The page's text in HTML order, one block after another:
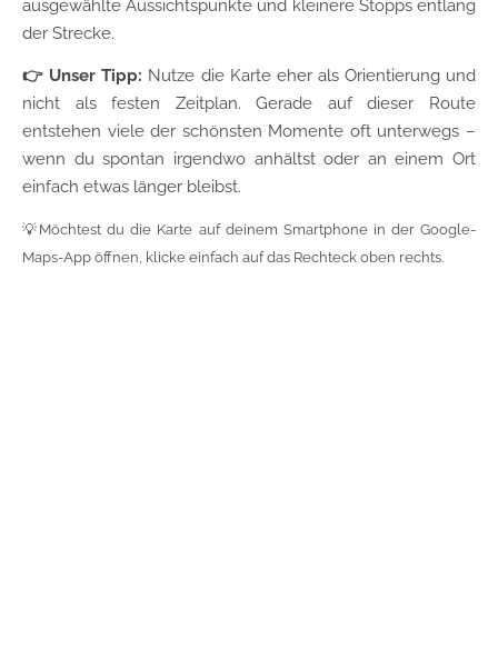
ausgewählte Aussichtspunkte und kleinere Stopps entlang
der Strecke.
👉 Unser Tipp: Nutze die Karte eher als Orientierung und
nicht als festen Zeitplan. Gerade auf dieser Route
entstehen viele der schönsten Momente oft unterwegs –
wenn du spontan irgendwo anhältst oder an einem Ort
einfach etwas länger bleibst.
💡Möchtest du die Karte auf deinem Smartphone in der Google-
Maps-App öffnen, klicke einfach auf das Rechteck oben rechts.